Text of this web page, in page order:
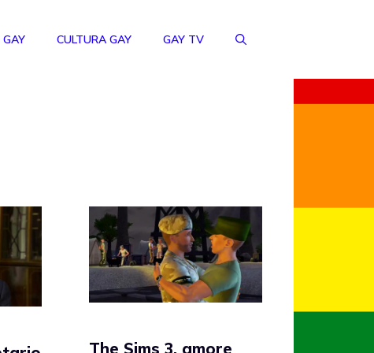
GAY CULTURA GAY GAY TV
The Sims 3, amore